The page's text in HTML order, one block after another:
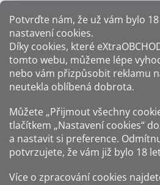
Potvrďte nám​​, že už vám bylo
nastavení cookies.
Díky cookies, které
tomto webu, můžeme lépe
nebo vám přizpůsobit reklamu
neutekla oblíbená dobrota.
Můžete „Přijmout všechny
tlačítkem „Nastavení cookies“
a nastavit si preference.
potvrzujete, že vám již bylo 18
Více o zpracování cookies
Způsoby
Zákaz prodeje alkoholu